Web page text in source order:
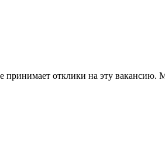
принимает отклики на эту вакансию.